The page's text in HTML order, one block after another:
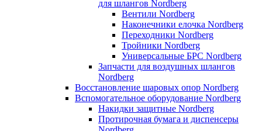
для шлангов Nordberg
Вентили Nordberg
Наконечники елочка Nordberg
Переходники Nordberg
Тройники Nordberg
Универсальные БРС Nordberg
Запчасти для воздушных шлангов
Nordberg
Восстановление шаровых опор Nordberg
Вспомогательное оборудование Nordberg
Накидки защитные Nordberg
Протирочная бумага и диспенсеры